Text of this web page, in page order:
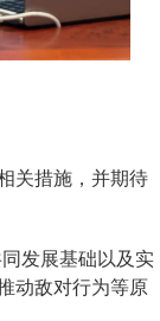
关措施，并期待
发展基础以及实
动敌对行为等原